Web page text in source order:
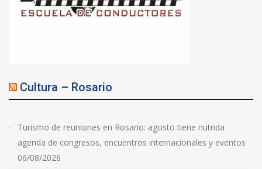
Cultura – Rosario
Turismo de reuniones en Rosario: agosto tiene nutrida
agenda de congresos, encuentros internacionales y eventos
06/08/2026